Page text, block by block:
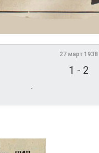
27 март 1938
1 - 2